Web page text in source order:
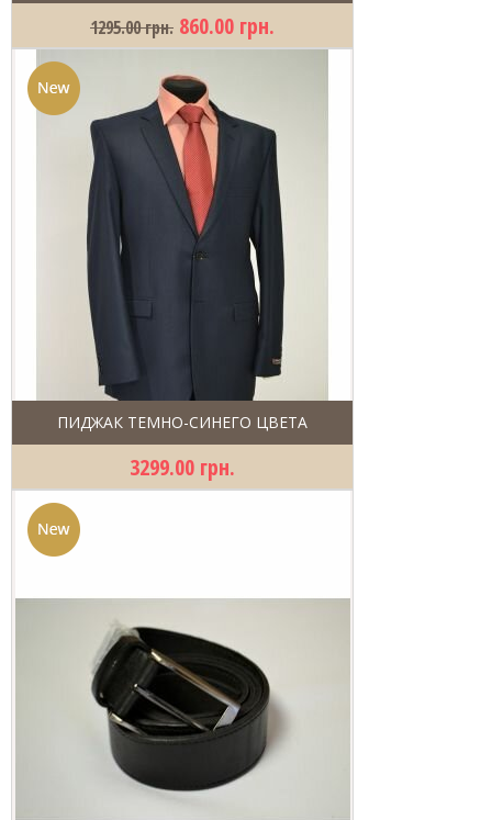
1295.00 грн. 860.00 грн.
ПИДЖАК ТЕМНО-СИНЕГО ЦВЕТА
3299.00 грн.